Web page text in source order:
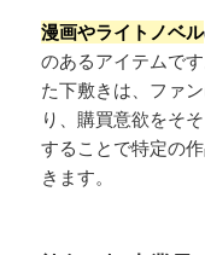
漫画やライトノベル
のあるアイテムで
た下敷きは、ファ
り、購買意欲をそ
することで特定の
きます。